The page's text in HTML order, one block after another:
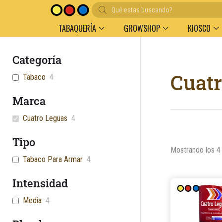
Búsqueda
de
productos
TABAQUERÍA GROWSHOP KIOSCO
Categoría
Tabaco 4
Marca
Cuatro Leguas 4
Tipo
Tabaco Para Armar 4
Intensidad
Media 4
Mostrando los